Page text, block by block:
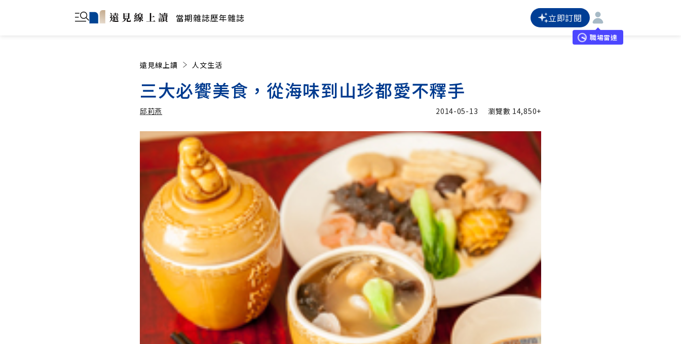
當期雜誌歷年雜誌 立即訂閱
職場雷達
遠見線上讀 人文生活
三大必饗美食，從海味到山珍都愛不釋手
邱莉燕
邱莉燕
2014-05-13 瀏覽數 14,850+